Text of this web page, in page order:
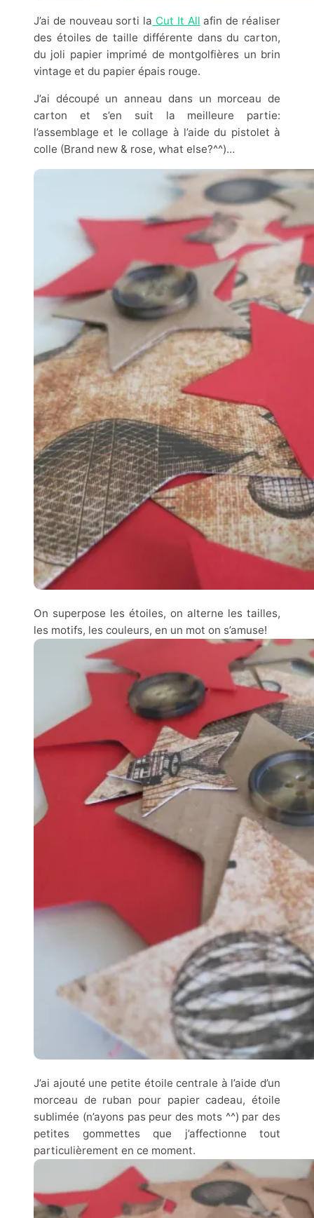
J’ai de nouveau sorti la Cut It All afin de réaliser
des étoiles de taille différente dans du carton,
du joli papier imprimé de montgolfières un brin
vintage et du papier épais rouge.
J’ai découpé un anneau dans un morceau de
carton et s’en suit la meilleure partie:
l’assemblage et le collage à l’aide du pistolet à
colle (Brand new & rose, what else?^^)…
On superpose les étoiles, on alterne les tailles,
les motifs, les couleurs, en un mot on s’amuse!
J’ai ajouté une petite étoile centrale à l’aide d’un
morceau de ruban pour papier cadeau, étoile
sublimée (n’ayons pas peur des mots ^^) par des
petites gommettes que j’affectionne tout
particulièrement en ce moment.